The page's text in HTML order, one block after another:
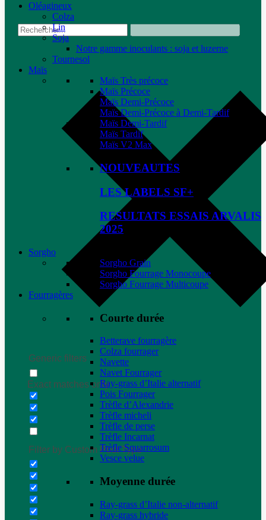
Generic filters
Exact matches only
Filter by Custom Post Type
Oléagineux
Colza
Lin
Soja
Notre gamme inoculants : soja et luzerne
Tournesol
Maïs
Maïs Très précoce
Maïs Précoce
Maïs Demi-Précoce
Maïs Demi-Précoce à Demi-Tardif
Maïs Demi-Tardif
Maïs Tardif
Maïs V2 Max
NOUVEAUTES
LES LABELS SF+
RESULTATS ESSAIS ARVALIS
2025
Sorgho
Sorgho Grain
Sorgho Fourrage Monocoupe
Sorgho Fourrage Multicoupe
Fourragères
Courte durée
Betterave fourragère
Colza fourrager
Navette
Navet Fourrager
Ray-grass d’Italie alternatif
Pois Fourrager
Trèfle d’Alexandrie
Trèfle micheli
Trèfle de perse
Trèfle Incarnat
Trèfle Squarrosum
Vesce velue
Moyenne durée
Ray-grass d’Italie non-alternatif
Ray-grass hybride